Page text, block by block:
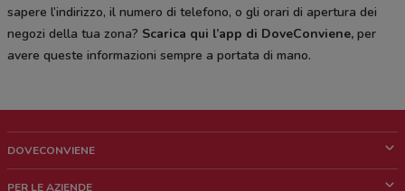
sapere l’indirizzo, il numero di telefono, o gli orari di apertura dei
negozi della tua zona? Scarica qui l’app di DoveConviene, per
avere queste informazioni sempre a portata di mano.
DOVECONVIENE
PER LE AZIENDE